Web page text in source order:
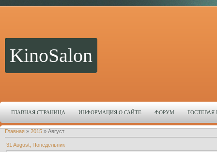
KinoSalon
ГЛАВНАЯ СТРАНИЦА ИНФОРМАЦИЯ О САЙТЕ ФОРУМ ГОСТЕВАЯ
Главная » 2015 » Август
31 August, Понедельник